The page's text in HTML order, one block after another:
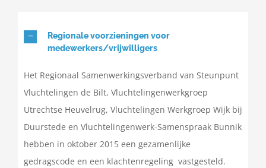
Regionale voorzieningen voor
medewerkers/vrijwilligers
Het Regionaal Samenwerkingsverband van Steunpunt
Vluchtelingen de Bilt, Vluchtelingenwerkgroep
Utrechtse Heuvelrug, Vluchtelingen Werkgroep Wijk bij
Duurstede en Vluchtelingenwerk-Samenspraak Bunnik
hebben in oktober 2015 een gezamenlijke
gedragscode en een klachtenregeling vastgesteld.